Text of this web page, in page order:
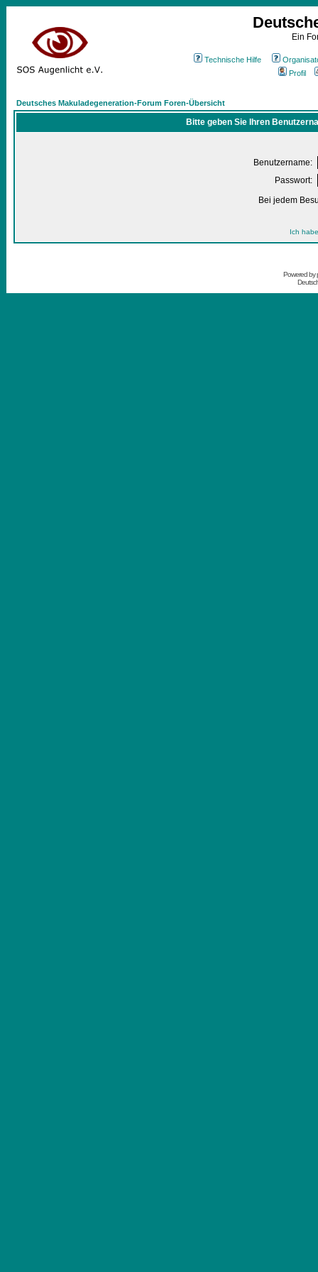
Ein
Technische Hilfe
Profil
Deutsches Makuladegeneration-Forum Foren-Übersicht
Bitte geben Sie Ihren
Benutzername:
Passwort:
Bei jedem
Ich
Powered by